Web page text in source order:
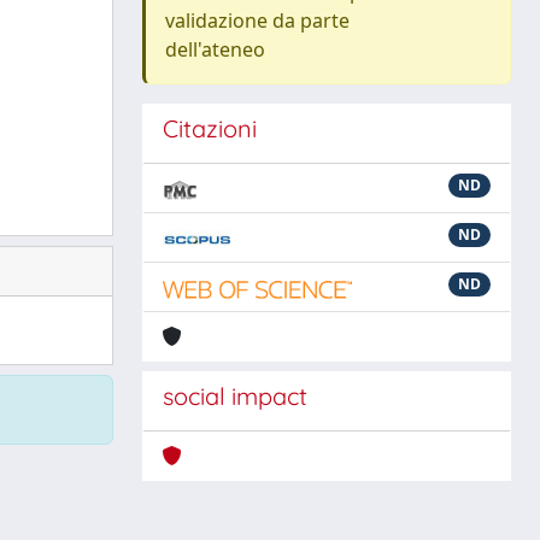
validazione da parte
dell'ateneo
Citazioni
ND
ND
ND
social impact